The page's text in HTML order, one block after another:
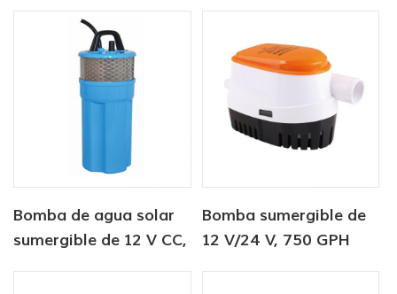
35-70 PSI
Bomba de agua solar
sumergible de 12 V CC,
Bomba sumergible de
12 V/24 V, 750 GPH